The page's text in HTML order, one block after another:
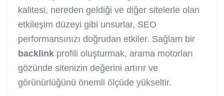
kalitesi, nereden geldiği ve diğer sitelerle olan
etkileşim düzeyi gibi unsurlar, SEO
performansınızı doğrudan etkiler. Sağlam bir
backlink profili oluşturmak, arama motorları
gözünde sitenizin değerini artırır ve
görünürlüğünü önemli ölçüde yükseltir.